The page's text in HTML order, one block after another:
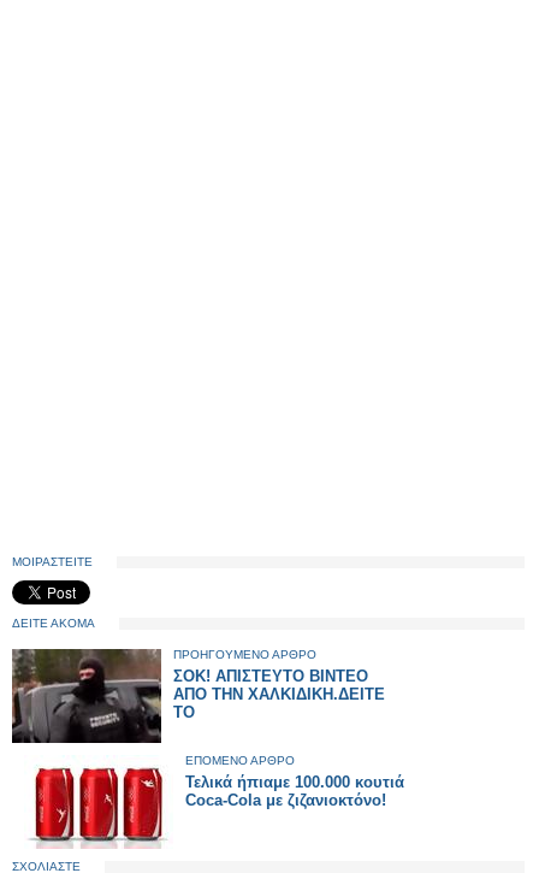
ΜΟΙΡΑΣΤΕΙΤΕ
ΔΕΙΤΕ ΑΚΟΜΑ
ΠΡΟΗΓΟΥΜΕΝΟ ΑΡΘΡΟ
ΣΟΚ! ΑΠΙΣΤΕΥΤΟ ΒΙΝΤΕΟ
ΑΠΟ ΤΗΝ ΧΑΛΚΙΔΙΚΗ.ΔΕΙΤΕ
ΤΟ
ΕΠΟΜΕΝΟ ΑΡΘΡΟ
Τελικά ήπιαμε 100.000 κουτιά
Coca-Cola με ζιζανιοκτόνο!
ΣΧΟΛΙΑΣΤΕ